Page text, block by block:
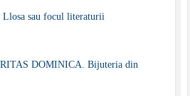
Llosa sau focul literaturii
DOMINICA. Bijuteria din